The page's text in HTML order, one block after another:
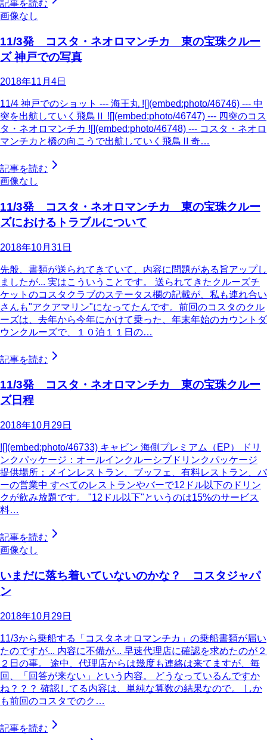
記事を読む
画像なし
11/3発 コスタ・ネオロマンチカ 東の宝珠クルー
ズ 神戸での写真
2018年11月4日
11/4 神戸でのショット --- 海王丸 ![](embed:photo/46746) --- 中
突を出航していく飛鳥Ⅱ ![](embed:photo/46747) --- 四突のコス
タ・ネオロマンチカ ![](embed:photo/46748) --- コスタ・ネオロ
マンチカと橋の向こうで出航していく飛鳥Ⅱ奇…
記事を読む
画像なし
11/3発 コスタ・ネオロマンチカ 東の宝珠クルー
ズにおけるトラブルについて
2018年10月31日
先般、書類が送られてきていて、内容に問題がある旨アップし
ましたが... 実はこういうことです。 送られてきたクルーズチ
ケットのコスタクラブのステータス欄の記載が、私も連れ合い
さんも"アクアマリン"になってたんです。前回のコスタのクル
ーズは、去年から今年にかけて乗った、年末年始のカウントダ
ウンクルーズで、１０泊１１日の…
記事を読む
11/3発 コスタ・ネオロマンチカ 東の宝珠クルー
ズ日程
2018年10月29日
![](embed:photo/46733) キャビン 海側プレミアム（EP） ドリ
ンクパッケージ：オールインクルーシブドリンクパッケージ
提供場所：メインレストラン、ブッフェ、有料レストラン、バ
ーの営業中 すべてのレストランやバーで12ドル以下のドリン
クが飲み放題です。 "12ドル以下"というのは15%のサービス
料…
記事を読む
画像なし
いまだに落ち着いていないのかな？ コスタジャパ
ン
2018年10月29日
11/3から乗船する「コスタネオロマンチカ」の乗船書類が届い
たのですが... 内容に不備が... 早速代理店に確認を求めたのが２
２日の事。 途中、代理店からは幾度も連絡は来てますが、毎
回、「回答が来ない」という内容。 どうなっているんですか
ね？？？ 確認してる内容は、単純な算数の結果なので。 しか
も前回のコスタでのク…
記事を読む